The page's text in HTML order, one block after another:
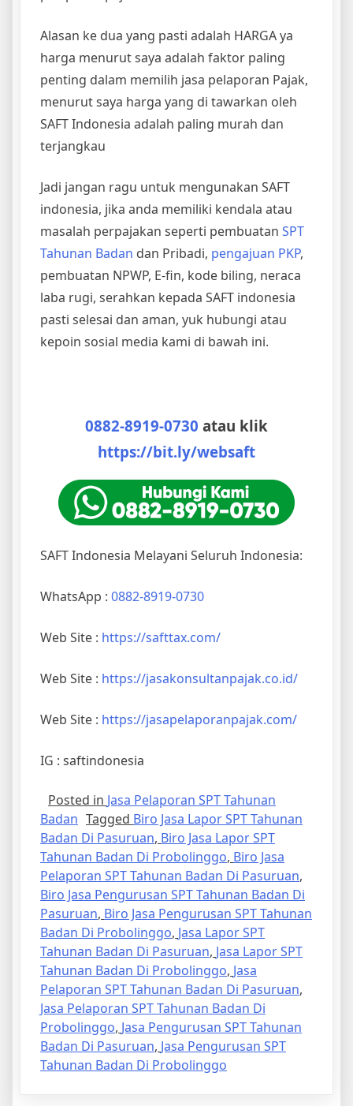
Alasan ke dua yang pasti adalah HARGA ya
harga menurut saya adalah faktor paling
penting dalam memilih jasa pelaporan Pajak,
menurut saya harga yang di tawarkan oleh
SAFT Indonesia adalah paling murah dan
terjangkau
Jadi jangan ragu untuk mengunakan SAFT
indonesia, jika anda memiliki kendala atau
masalah perpajakan seperti pembuatan SPT
Tahunan Badan dan Pribadi, pengajuan PKP,
pembuatan NPWP, E-fin, kode biling, neraca
laba rugi, serahkan kepada SAFT indonesia
pasti selesai dan aman, yuk hubungi atau
kepoin sosial media kami di bawah ini.
0882-8919-0730 atau klik
https://bit.ly/websaft
SAFT Indonesia Melayani Seluruh Indonesia:
WhatsApp : 0882-8919-0730
Web Site : https://safttax.com/
Web Site : https://jasakonsultanpajak.co.id/
Web Site : https://jasapelaporanpajak.com/
IG : saftindonesia
Posted in Jasa Pelaporan SPT Tahunan
Badan Tagged Biro Jasa Lapor SPT Tahunan
Badan Di Pasuruan, Biro Jasa Lapor SPT
Tahunan Badan Di Probolinggo, Biro Jasa
Pelaporan SPT Tahunan Badan Di Pasuruan,
Biro Jasa Pengurusan SPT Tahunan Badan Di
Pasuruan, Biro Jasa Pengurusan SPT Tahunan
Badan Di Probolinggo, Jasa Lapor SPT
Tahunan Badan Di Pasuruan, Jasa Lapor SPT
Tahunan Badan Di Probolinggo, Jasa
Pelaporan SPT Tahunan Badan Di Pasuruan,
Jasa Pelaporan SPT Tahunan Badan Di
Probolinggo, Jasa Pengurusan SPT Tahunan
Badan Di Pasuruan, Jasa Pengurusan SPT
Tahunan Badan Di Probolinggo